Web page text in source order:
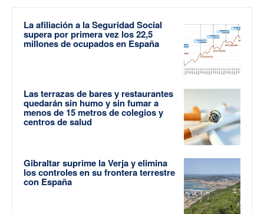
La afiliación a la Seguridad Social
supera por primera vez los 22,5
millones de ocupados en España
Las terrazas de bares y restaurantes
quedarán sin humo y sin fumar a
menos de 15 metros de colegios y
centros de salud
Gibraltar suprime la Verja y elimina
los controles en su frontera terrestre
con España